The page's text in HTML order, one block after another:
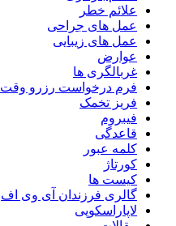
علائم خطر
عمل های جراحی
عمل های زیبایی
عوارض
غربالگری ها
فرم درخواست رزرو وقت
فریز تخمک
فیبروم
قاعدگی
کلمه عبور
کورتاژ
کیست ها
گالری فرزندان آی وی اف
لاپاراسکوپی